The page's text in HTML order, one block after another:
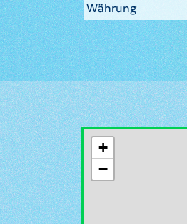
Währung
+
−